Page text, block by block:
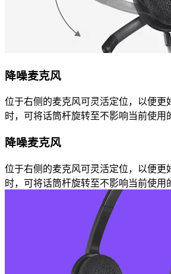
降噪麦克风
位于右侧的麦克风可灵活定位，以便更
时，可将话筒杆旋转至不影响当前使用
降噪麦克风
位于右侧的麦克风可灵活定位，以便更
时，可将话筒杆旋转至不影响当前使用